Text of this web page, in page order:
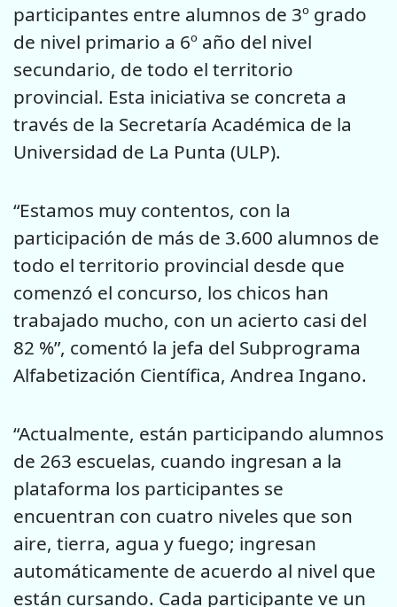
participantes entre alumnos de 3º grado
de nivel primario a 6º año del nivel
secundario, de todo el territorio
provincial. Esta iniciativa se concreta a
través de la Secretaría Académica de la
Universidad de La Punta (ULP).
“Estamos muy contentos, con la
participación de más de 3.600 alumnos de
todo el territorio provincial desde que
comenzó el concurso, los chicos han
trabajado mucho, con un acierto casi del
82 %”, comentó la jefa del Subprograma
Alfabetización Científica, Andrea Ingano.
“Actualmente, están participando alumnos
de 263 escuelas, cuando ingresan a la
plataforma los participantes se
encuentran con cuatro niveles que son
aire, tierra, agua y fuego; ingresan
automáticamente de acuerdo al nivel que
están cursando. Cada participante ve un